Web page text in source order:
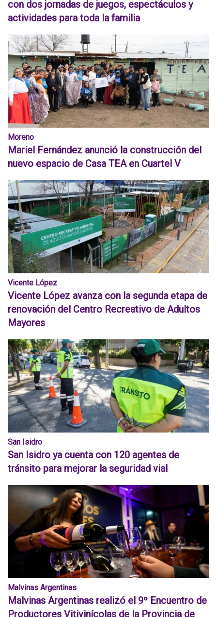
con dos jornadas de juegos, espectáculos y
actividades para toda la familia
Moreno
Mariel Fernández anunció la construcción del
nuevo espacio de Casa TEA en Cuartel V
Vicente López
Vicente López avanza con la segunda etapa de
renovación del Centro Recreativo de Adultos
Mayores
San Isidro
San Isidro ya cuenta con 120 agentes de
tránsito para mejorar la seguridad vial
Malvinas Argentinas
Malvinas Argentinas realizó el 9º Encuentro de
Productores Vitivinícolas de la Provincia de